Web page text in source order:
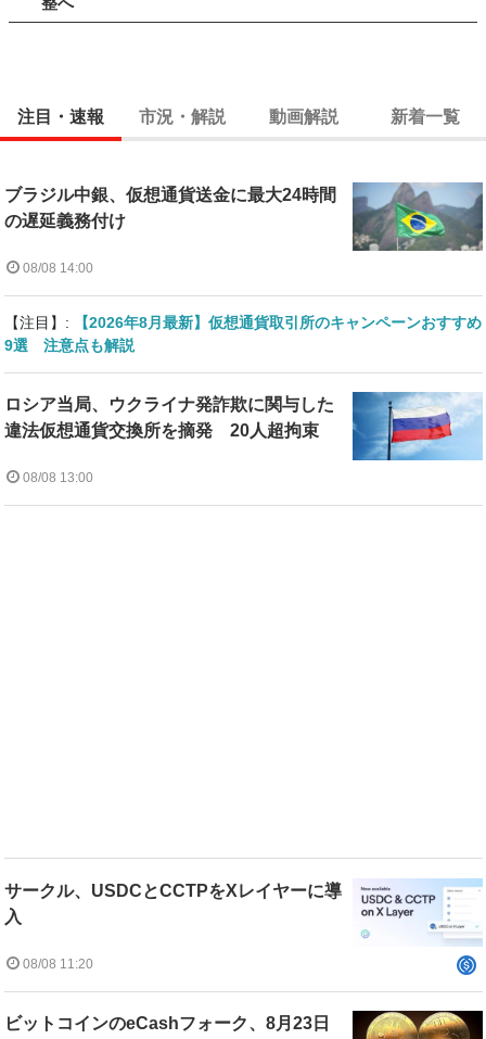
注目・速報 市況・解説 動画解説 新着一覧
ブラジル中銀、仮想通貨送金に最大24時間
の遅延義務付け
08/08 14:00
【注目】:
【2026年8月最新】仮想通貨取引所のキャンペーンおすすめ
9選 注意点も解説
ロシア当局、ウクライナ発詐欺に関与した
違法仮想通貨交換所を摘発 20人超拘束
08/08 13:00
サークル、USDCとCCTPをXレイヤーに導
入
08/08 11:20
ビットコインのeCashフォーク、8月23日